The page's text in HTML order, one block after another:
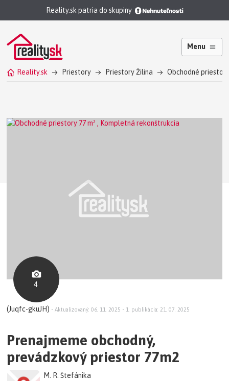
Reality.sk patria do skupiny
Menu
Reality.sk Priestory Priestory Žilina Obchodné
4
(Juqfc-gkuJH) • Aktualizovaný: 06. 11. 2025 • 1. publikácia: 21. 07. 2025
Prenajmeme obchodný,
prevádzkový priestor 77m2
M. R. Štefánika